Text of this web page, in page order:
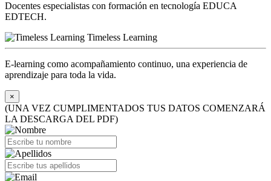
Docentes especialistas con formación en tecnología EDUCA
EDTECH.
Timeless Learning
E-learning como acompañamiento continuo, una experiencia de
aprendizaje para toda la vida.
×
(UNA VEZ CUMPLIMENTADOS TUS DATOS COMENZARÁ
LA DESCARGA DEL PDF)